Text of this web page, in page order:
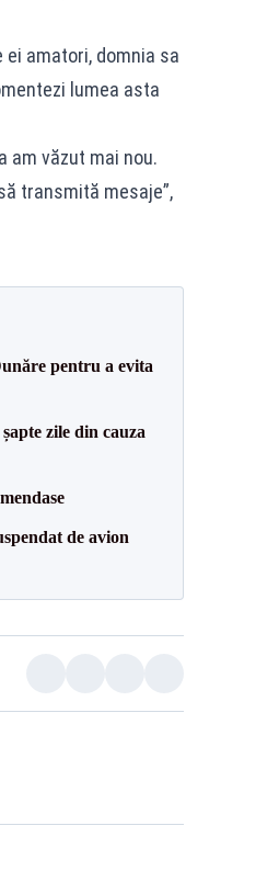
amatori, domnia sa
lumea asta
am văzut mai nou.
transmită mesaje”,
pentru a evita
zile din cauza
de avion